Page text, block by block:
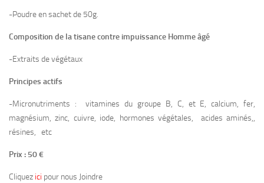
-Poudre en sachet de 50g.
Composition de la tisane contre impuissance Homme âgé
-Extraits de végétaux
Principes actifs
-Micronutriments : vitamines du groupe B, C, et E, calcium, fer,
magnésium, zinc, cuivre, iode, hormones végétales, acides aminés,,
résines, etc
Prix : 50 €
Cliquez ici pour nous Joindre